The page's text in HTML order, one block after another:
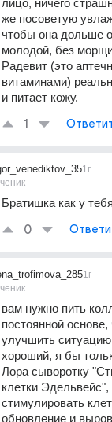
лицо, ничего
же посоветую
чтобы она дольше
молодой, без
Радевит (это
витаминами)
и питает кожу.
1
1г
Братишка как у
0
1г
вам нужно пить
постоянной
улучшить
хороший, я бы
Лора сыворотку
клетки
стимулировать
обновление и